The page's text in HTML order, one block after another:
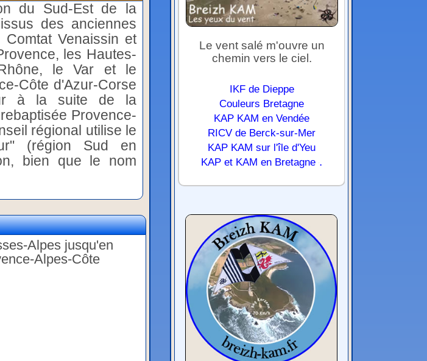
du Sud-Est de la
des anciennes
Venaissin et
les Hautes-
le Var et le
Côte d'Azur-Corse
à la suite de la
Provence-
régional utilise le
(région Sud en
bien que le nom
Alpes jusqu'en
Alpes-Côte
Le vent salé m'ouvre un
chemin vers le ciel.
IKF de Dieppe
Couleurs Bretagne
KAP KAM en Vendée
RICV de Berck-sur-Mer
KAP KAM sur l'île d'Yeu
KAP et KAM en Bretagne .